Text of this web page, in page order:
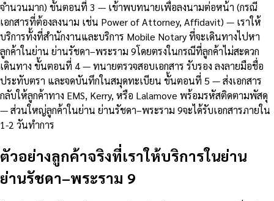
จำนวนมาก) ขั้นตอนที่ 3 — เข้าพบทนายเพื่อลงนามต่อหน้า (กรณี
เอกสารที่ต้องลงนาม เช่น Power of Attorney, Affidavit) — เราให้
บริการทั้งที่สำนักงานและบริการ Mobile Notary ที่จะเดินทางไปหา
ลูกค้าในย่าน ย่านรัชดา–พระราม 9โดยตรงในกรณีที่ลูกค้าไม่สะดวก
เดินทาง ขั้นตอนที่ 4 — ทนายตรวจสอบเอกสาร รับรอง ลงลายมือชื่อ
ประทับตรา และจดบันทึกในสมุดทะเบียน ขั้นตอนที่ 5 — ส่งเอกสาร
กลับให้ลูกค้าทาง EMS, Kerry, หรือ Lalamove พร้อมรหัสติดตามพัสดุ
— ส่วนใหญ่ลูกค้าในย่าน ย่านรัชดา–พระราม 9จะได้รับเอกสารภายใน
1-2 วันทำการ
ตัวอย่างลูกค้าจริงที่เราให้บริการในย่าน
ย่านรัชดา–พระราม 9